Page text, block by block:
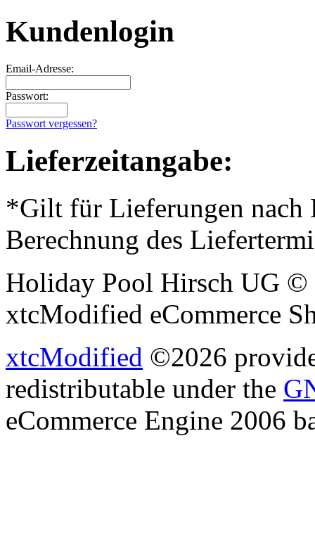
Kundenlogin
Email-Adresse:
Passwort:
Passwort vergessen?
Lieferzeitangabe:
*Gilt für Lieferungen nach
Berechnung des
Holiday Pool Hirsch UG ©
xtcModified eCommerce
xtcModified ©2026
redistributable under the
eCommerce Engine 2006